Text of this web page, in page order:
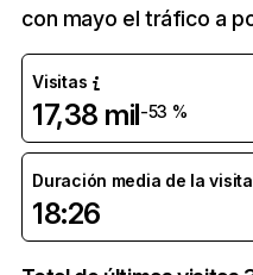
con mayo el tráfico a
Visitas
17,38 mil-53 %
Duración media de la visita
18:26